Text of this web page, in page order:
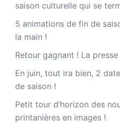
saison culturelle qui se
5 animations de fin de
la main !
Retour gagnant ! La
En juin, tout ira bien, 2
de saison !
Petit tour d’horizon des
printanières en images !